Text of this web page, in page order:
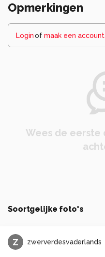
Opmerkingen
Loginof maak een account
Wees de eerste
Soortgelijke foto's
Z zwerverdesvaderlands